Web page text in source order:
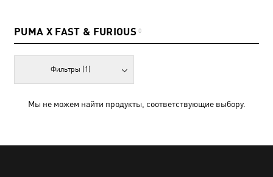
PUMA X FAST & FURIOUS 0
Фильтры (1)
Мы не можем найти продукты, соответствующие выбору.